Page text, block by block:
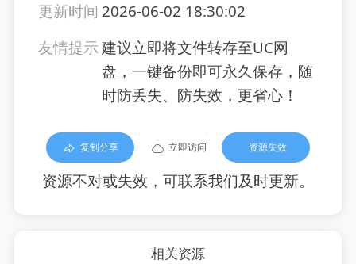
更新时间 2026-06-02 18:30:02
友情提示建议立即将文件转存至UC网
盘，一键备份即可永久保存，随
时防丢失、防失效，更省心！
复制分享 立即访问 资源失效
资源不对或失效，可联系我们及时更新。
相关资源